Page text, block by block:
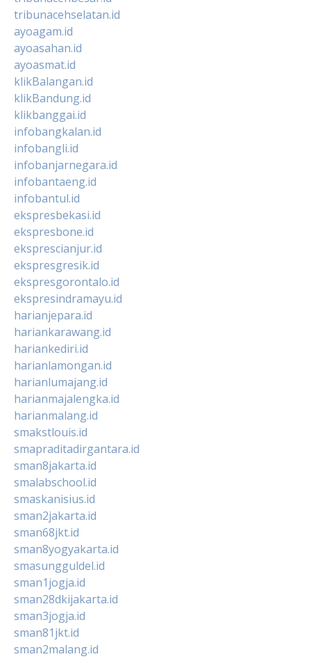
tribunacehselatan.id
ayoagam.id
ayoasahan.id
ayoasmat.id
klikBalangan.id
klikBandung.id
klikbanggai.id
infobangkalan.id
infobangli.id
infobanjarnegara.id
infobantaeng.id
infobantul.id
ekspresbekasi.id
ekspresbone.id
eksprescianjur.id
ekspresgresik.id
ekspresgorontalo.id
ekspresindramayu.id
harianjepara.id
hariankarawang.id
hariankediri.id
harianlamongan.id
harianlumajang.id
harianmajalengka.id
harianmalang.id
smakstlouis.id
smapraditadirgantara.id
sman8jakarta.id
smalabschool.id
smaskanisius.id
sman2jakarta.id
sman68jkt.id
sman8yogyakarta.id
smasungguldel.id
sman1jogja.id
sman28dkijakarta.id
sman3jogja.id
sman81jkt.id
sman2malang.id